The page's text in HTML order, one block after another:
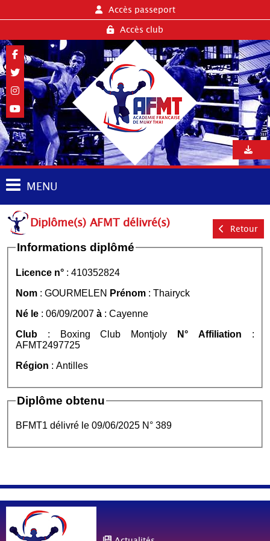
Accès passeport
Accès club
MENU
Diplôme(s) AFMT délivré(s) Retour
Informations diplômé
Licence n° : 410352824
Nom : GOURMELEN Prénom : Thairyck
Né le : 06/09/2007 à : Cayenne
Club : Boxing Club Montjoly N° Affiliation :
AFMT2497725
Région : Antilles
Diplôme obtenu
BFMT1 délivré le 09/06/2025 N° 389